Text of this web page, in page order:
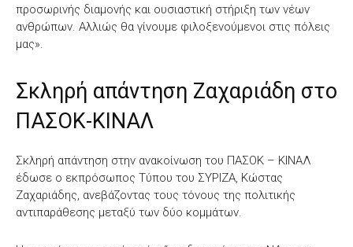
προσωρινής διαμονής και ουσιαστική στήριξη των νέων
ανθρώπων. Αλλιώς θα γίνουμε φιλοξενούμενοι στις πόλεις
μας».
Σκληρή απάντηση Ζαχαριάδη στο
ΠΑΣΟΚ-ΚΙΝΑΛ
Σκληρή απάντηση στην ανακοίνωση του ΠΑΣΟΚ – ΚΙΝΑΛ
έδωσε ο εκπρόσωπος Τύπου του ΣΥΡΙΖΑ, Κώστας
Ζαχαριάδης, ανεβάζοντας τους τόνους της πολιτικής
αντιπαράθεσης μεταξύ των δύο κομμάτων.